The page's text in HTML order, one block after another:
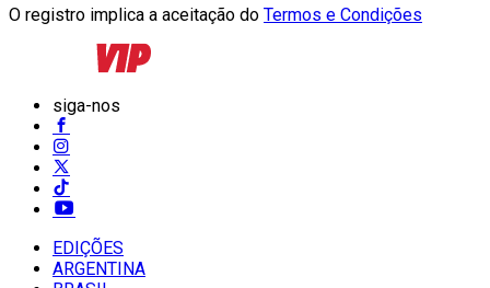
O registro implica a aceitação do Termos e Condições
siga-nos
EDIÇÕES
ARGENTINA